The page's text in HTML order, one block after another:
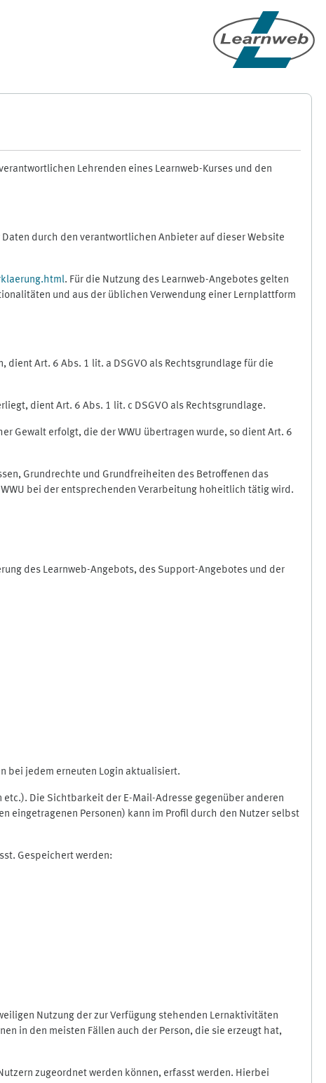
Lehrenden eines Learnweb-Kurses und den
durch den verantwortlichen Anbieter auf dieser Website
. Für die Nutzung des Learnweb-Angebotes gelten
und aus der üblichen Verwendung einer Lernplattform
Art. 6 Abs. 1 lit. a DSGVO als Rechtsgrundlage für die
dient Art. 6 Abs. 1 lit. c DSGVO als Rechtsgrundlage.
Gewalt erfolgt, die der WWU übertragen wurde, so dient Art. 6
Grundrechte und Grundfreiheiten des Betroffenen das
bei der entsprechenden Verarbeitung hoheitlich tätig wird.
des Learnweb-Angebots, des Support-Angebotes und der
bei jedem erneuten Login aktualisiert.
Die Sichtbarkeit der E-Mail-Adresse gegenüber anderen
eingetragenen Personen) kann im Profil durch den Nutzer selbst
Gespeichert werden:
Nutzung der zur Verfügung stehenden Lernaktivitäten
in den meisten Fällen auch der Person, die sie erzeugt hat,
zugeordnet werden können, erfasst werden. Hierbei